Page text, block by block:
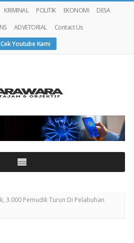
KRIMINAL POLITIK EKONOMI
DESA
ADVETORIAL
Contact Us
Cek Youtube Kami
3.000 Pemudik Turun Di Pelabuhan